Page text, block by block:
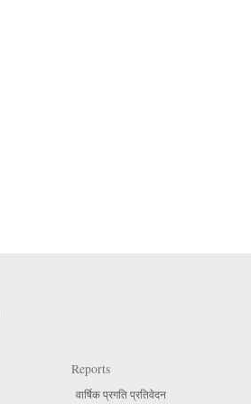
Reports
वार्षिक प्रगति प्रतिवेदन